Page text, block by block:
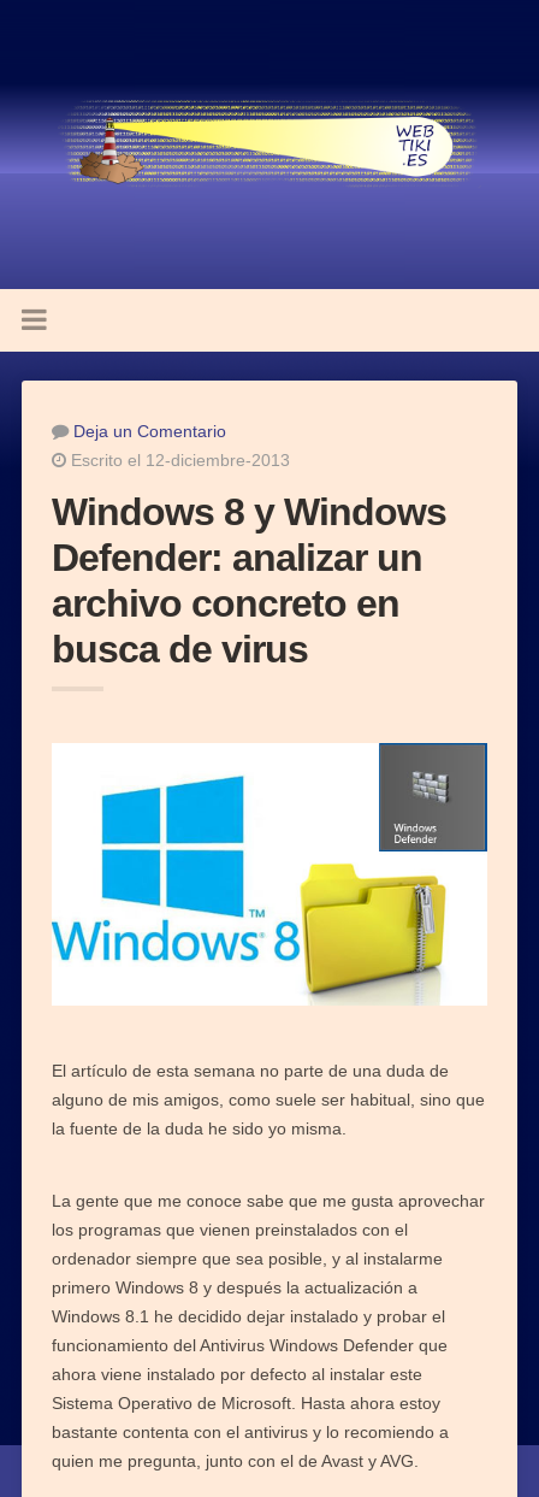
Deja un Comentario
Escrito el 12-diciembre-2013
Windows 8 y Windows
Defender: analizar un
archivo concreto en
busca de virus
El artículo de esta semana no parte de una duda de
alguno de mis amigos, como suele ser habitual, sino que
la fuente de la duda he sido yo misma.
La gente que me conoce sabe que me gusta aprovechar
los programas que vienen preinstalados con el
ordenador siempre que sea posible, y al instalarme
primero Windows 8 y después la actualización a
Windows 8.1 he decidido dejar instalado y probar el
funcionamiento del Antivirus Windows Defender que
ahora viene instalado por defecto al instalar este
Sistema Operativo de Microsoft. Hasta ahora estoy
bastante contenta con el antivirus y lo recomiendo a
quien me pregunta, junto con el de Avast y AVG.